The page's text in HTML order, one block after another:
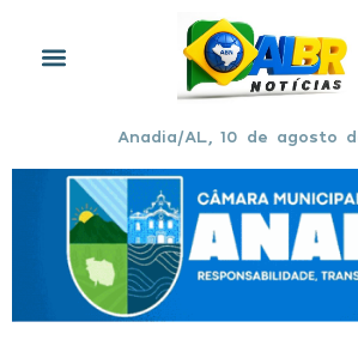
Anadia/AL, 10 de agosto